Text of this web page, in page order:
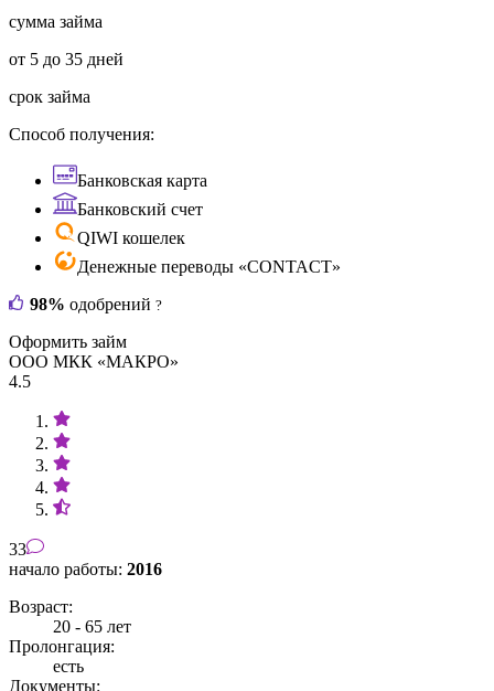
сумма займа
от 5 до 35 дней
срок займа
Способ получения:
Банковская карта
Банковский счет
QIWI кошелек
Денежные переводы «CONTACT»
98% одобрений ?
Оформить займ
ООО МКК «МАКРО»
4.5
33
начало работы: 2016
Возраст:
20 - 65 лет
Пролонгация:
есть
Документы: